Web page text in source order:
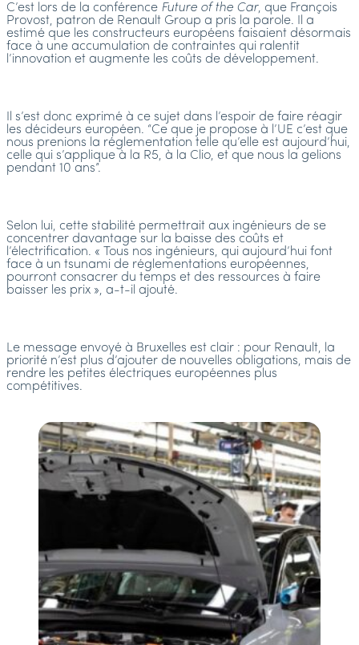
C’est lors de la conférence Future of the Car, que François
Provost, patron de Renault Group a pris la parole. Il a
estimé que les constructeurs européens faisaient désormais
face à une accumulation de contraintes qui ralentit
l’innovation et augmente les coûts de développement.
Il s’est donc exprimé à ce sujet dans l’espoir de faire réagir
les décideurs européen. “Ce que je propose à l’UE c’est que
nous prenions la réglementation telle qu’elle est aujourd’hui,
celle qui s’applique à la R5, à la Clio, et que nous la gelions
pendant 10 ans”.
Selon lui, cette stabilité permettrait aux ingénieurs de se
concentrer davantage sur la baisse des coûts et
l’électrification. « Tous nos ingénieurs, qui aujourd’hui font
face à un tsunami de réglementations européennes,
pourront consacrer du temps et des ressources à faire
baisser les prix », a-t-il ajouté.
Le message envoyé à Bruxelles est clair : pour Renault, la
priorité n’est plus d’ajouter de nouvelles obligations, mais de
rendre les petites électriques européennes plus
compétitives.